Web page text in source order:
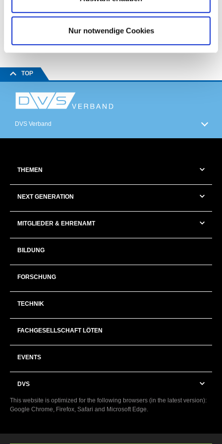
Nur notwendige Cookies
Der DVS BV Halle wünscht allen seinen Mitgliedern und
TOP
DVS Verband
THEMEN
NEXT GENERATION
MITGLIEDER & EHRENAMT
BILDUNG
FORSCHUNG
TECHNIK
FACHGESELLSCHAFT LÖTEN
EVENTS
DVS
This website is optimized for the following browsers (in the latest version):
Google Chrome, Firefox, Safari and Microsoft Edge.